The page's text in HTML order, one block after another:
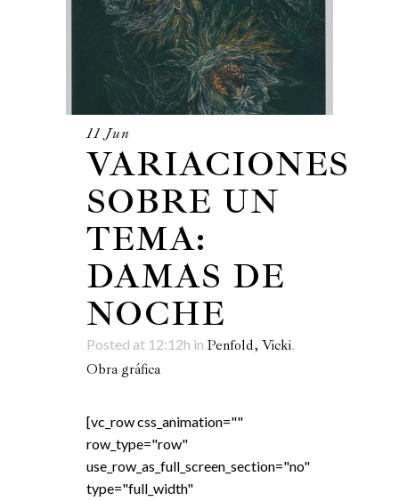
11 Jun
VARIACIONES
SOBRE UN
TEMA:
DAMAS DE
NOCHE
Posted at 12:12h in Penfold, Vicki,
Obra gráfica
[vc_row css_animation=""
row_type="row"
use_row_as_full_screen_section="no"
type="full_width"